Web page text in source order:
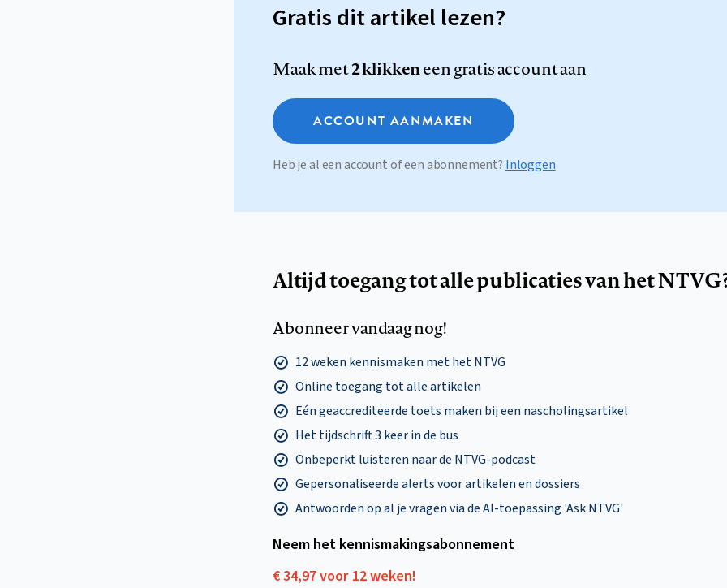
Gratis dit artikel lezen?
Maak met2 klikkeneen gratis account aan
ACCOUNT AANMAKEN
Heb je al een account of een abonnement? Inloggen
Altijd toegang tot alle publicaties van het
Abonneer vandaag nog!
12 weken kennismaken met het NTVG
Online toegang tot alle artikelen
Eén geaccrediteerde toets maken bij een nascholingsartikel
Het tijdschrift 3 keer in de bus
Onbeperkt luisteren naar de NTVG-podcast
Gepersonaliseerde alerts voor artikelen en dossiers
Antwoorden op al je vragen via de AI-toepassing 'Ask NTVG'
Neem het kennismakings­abonnement
€ 34,97 voor 12 weken!